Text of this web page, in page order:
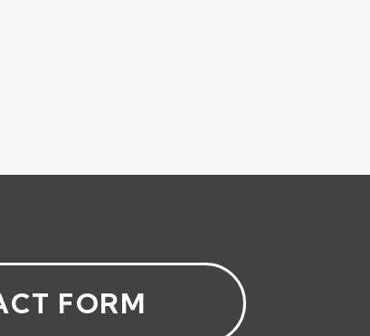
FORM